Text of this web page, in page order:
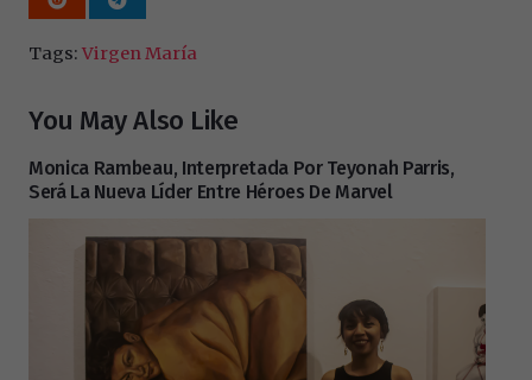
Tags: Virgen María
You May Also Like
Monica Rambeau, Interpretada Por Teyonah Parris,
Será La Nueva Líder Entre Héroes De Marvel